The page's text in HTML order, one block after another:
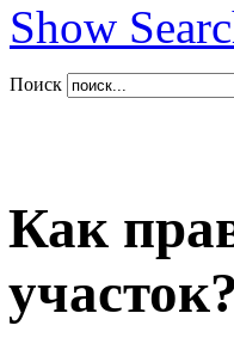
Show
Поиск
Как
участок?